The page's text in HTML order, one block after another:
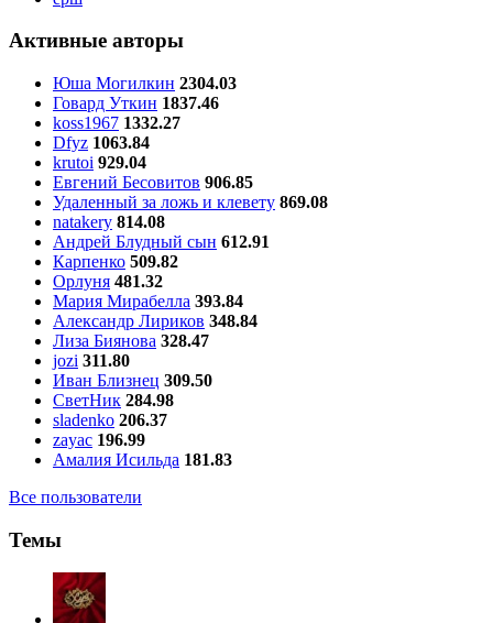
Активные авторы
Юша Могилкин 2304.03
Говард Уткин 1837.46
koss1967 1332.27
Dfyz 1063.84
krutoi 929.04
Евгений Бесовитов 906.85
Удаленный за ложь и клевету 869.08
natakery 814.08
Андрей Блудный сын 612.91
Карпенко 509.82
Орлуня 481.32
Мария Мирабелла 393.84
Александр Лириков 348.84
Лиза Биянова 328.47
jozi 311.80
Иван Близнец 309.50
СветНик 284.98
sladenko 206.37
zayac 196.99
Амалия Исильда 181.83
Все пользователи
Темы